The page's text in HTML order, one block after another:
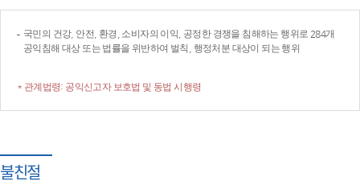
국민의 건강, 안전, 환경, 소비자의 이익, 공정한 경쟁을 침해하는 행위로 284개
공익침해 대상 또는 법률을 위반하여 벌칙, 행정처분 대상이 되는 행위
* 관계법령: 공익신고자 보호법 및 동법 시행령
불친절